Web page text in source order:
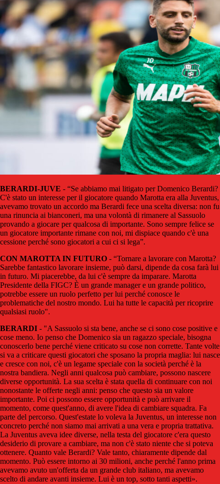
BERARDI-JUVE - “Se abbiamo mai litigato per Domenico Berardi?
C'è stato un interesse per il giocatore quando Marotta era alla Juventus,
avevamo trovato un accordo ma Berardi fece una scelta diversa: non fu
una rinuncia ai bianconeri, ma una volontà di rimanere al Sassuolo
provando a giocare per qualcosa di importante. Sono sempre felice se
un giocatore importante rimane con noi, mi dispiace quando c'è una
cessione perché sono giocatori a cui ci si lega”.
CON MAROTTA IN FUTURO - “Tornare a lavorare con Marotta?
Sarebbe fantastico lavorare insieme, può darsi, dipende da cosa farà lui
in futuro. Mi piacerebbe, da lui c'è sempre da imparare. Marotta
Presidente della FIGC? È un grande manager e un grande politico,
potrebbe essere un ruolo perfetto per lui perché conosce le
problematiche del nostro mondo. Lui ha tutte le capacità per ricoprire
qualsiasi ruolo".
BERARDI - "A Sassuolo si sta bene, anche se ci sono cose positive e
cose meno. Io penso che Domenico sia un ragazzo speciale, bisogna
conoscerlo bene perché viene criticato su cose non corrette. Tante volte
si va a criticare questi giocatori che sposano la propria maglia: lui nasce
e cresce con noi, c'è un legame speciale con la società perché è la
nostra bandiera. Negli anni qualcosa può cambiare, possono nascere
diverse opportunità. La sua scelta è stata quella di continuare con noi
nonostante le offerte negli anni: penso che questo sia un valore
importante. Poi ci possono essere opportunità e può arrivare il
momento, come quest'anno, di avere l'idea di cambiare squadra. Fa
parte del percorso. Quest'estate lo voleva la Juventus, un interesse non
concreto perché non siamo mai arrivati a una vera e propria trattativa.
La Juventus aveva idee diverse, nella testa del giocatore c'era questo
desiderio di provare a cambiare, ma non c'è stato niente che si poteva
ottenere. Quanto vale Berardi? Vale tanto, chiaramente dipende dal
momento. Può essere intorno ai 30 milioni, anche perché l'anno prima
avevamo avuto un'offerta da un grande club italiano, ma avevamo
scelto di andare avanti insieme. Lui è un top, sotto tanti aspetti».